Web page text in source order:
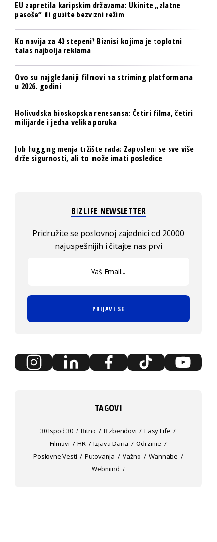
EU zapretila karipskim državama: Ukinite „zlatne
pasoše“ ili gubite bezvizni režim
Ko navija za 40 stepeni? Biznisi kojima je toplotni
talas najbolja reklama
Ovo su najgledaniji filmovi na striming platformama
u 2026. godini
Holivudska bioskopska renesansa: Četiri filma, četiri
milijarde i jedna velika poruka
Job hugging menja tržište rada: Zaposleni se sve više
drže sigurnosti, ali to može imati posledice
BIZLIFE NEWSLETTER
Pridružite se poslovnoj zajednici od 20000
najuspešnijih i čitajte nas prvi
PRIJAVI SE
TAGOVI
30 Ispod 30 Bitno Bizbendovi
Easy Life
Filmovi
HR Izjava Dana
Odrzime
Poslovne Vesti
Putovanja Važno
Wannabe
Webmind